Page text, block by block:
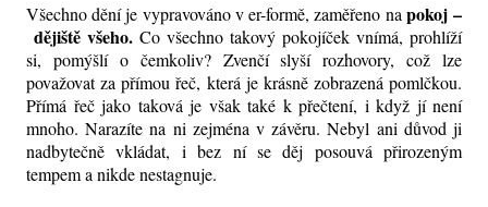
Všechno dění je vypravováno v er-formě, zaměřeno na pokoj–
dějiště všeho. Co všechno takový pokojíček vnímá, prohlíží
si, pomýšlí o čemkoliv? Zvenčí slyší rozhovory, což lze
považovat za přímou řeč, která je krásně zobrazená pomlčkou.
Přímá řeč jako taková je však také k přečtení, i když jí není
mnoho. Narazíte na ni zejména v závěru. Nebyl ani důvod ji
nadbytečně vkládat, i bez ní se děj posouvá přirozeným
tempem a nikde nestagnuje.